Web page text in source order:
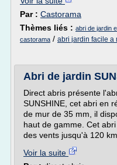
Par : Castorama
Thèmes liés : abri de jardin
castorama / abri jardin facile a
Abri de jardin
Direct abris présente
SUNSHINE, cet abri en
de mur de 35 mm, il
haut de gamme. Cet
des vents jusqu'à 120
Voir la suite